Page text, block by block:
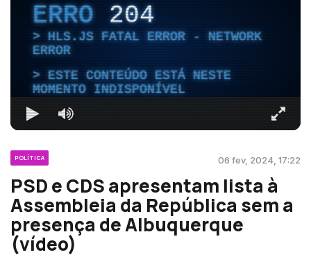
ERRO204
HLS.JS FATAL ERROR - NETWORK
ERROR
ESTE CONTEÚDO ESTÁ NESTE
MOMENTO INDISPONÍVEL
POLÍTICA 06 fev, 2024, 17:22
PSD e CDS apresentam lista à
Assembleia da República sem a
presença de Albuquerque
(vídeo)